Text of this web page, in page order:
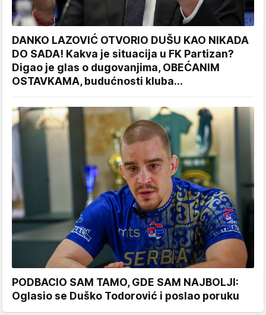
DANKO LAZOVIĆ OTVORIO DUŠU KAO NIKADA
DO SADA! Kakva je situacija u FK Partizan?
Digao je glas o dugovanjima, OBEĆANIM
OSTAVKAMA, budućnosti kluba...
PODBACIO SAM TAMO, GDE SAM NAJBOLJI:
Oglasio se Duško Todorović i poslao poruku